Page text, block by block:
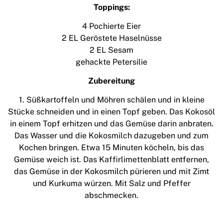
Toppings:
4 Pochierte Eier
2 EL Geröstete Haselnüsse
2 EL Sesam
gehackte Petersilie
Zubereitung
1. Süßkartoffeln und Möhren schälen und in kleine
Stücke schneiden und in einen Topf geben. Das Kokosöl
in einem Topf erhitzen und das Gemüse darin anbraten.
Das Wasser und die Kokosmilch dazugeben und zum
Kochen bringen. Etwa 15 Minuten köcheln, bis das
Gemüse weich ist. Das Kaffirlimettenblatt entfernen,
das Gemüse in der Kokosmilch pürieren und mit Zimt
und Kurkuma würzen. Mit Salz und Pfeffer
abschmecken.